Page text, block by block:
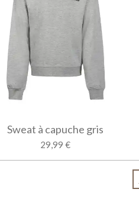
Sweat à capuche gris
29,99 €